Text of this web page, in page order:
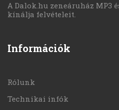
A Dalok.hu zeneáruház MP3
kínálja felvételeit.
Információk
Rólunk
Technikai infók